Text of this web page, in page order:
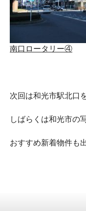
南口ロータリー④
次回は和光市駅北口
しばらくは和光市の
おすすめ新着物件も